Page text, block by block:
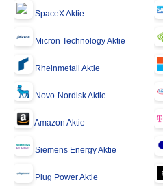
SpaceX Aktie
Micron Technology Aktie
Rheinmetall Aktie
Novo-Nordisk Aktie
Amazon Aktie
Siemens Energy Aktie
Plug Power Aktie